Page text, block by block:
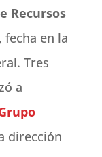
Recursos
fecha en la
Tres
a
dirección